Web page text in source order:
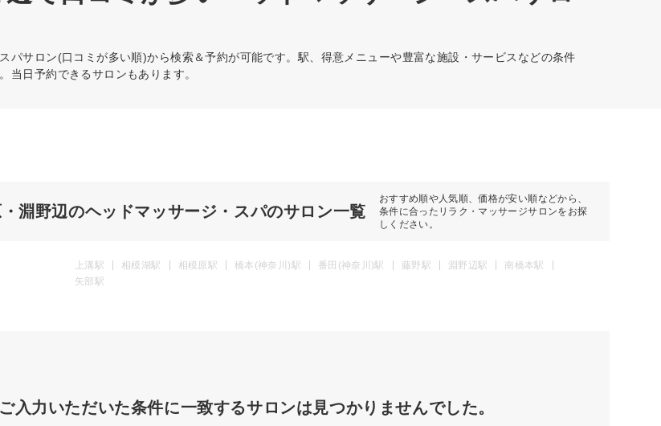
パサロン(口コミが多い順)から検索＆予約が可能です。駅、得意メニューや豊富な施設・サービスなどの条件
当日予約できるサロンもあります。
淵野辺のヘッドマッサージ・スパのサロン一覧
おすすめ順や人気順、価格が安い順などから、
条件に合ったリラク・マッサージサロンをお探
しください。
上溝駅 相模湖駅 相模原駅 橋本(神奈川)駅 番田(神奈川)駅 藤野駅 淵野辺駅
南橋本駅
矢部駅
ご入力いただいた条件に一致するサロンは見つかりませんでした。